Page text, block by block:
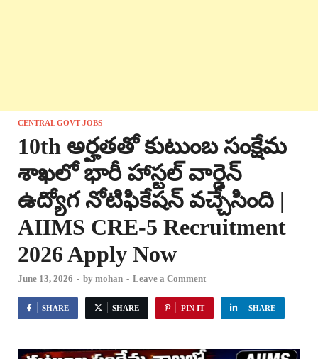
CENTRAL GOVT JOBS
10th అర్హతతో కుటుంబ సంక్షేమ
శాఖలో భారీ హాస్టల్ వార్డెన్
ఉద్యోగ నోటిఫికేషన్ వచ్చేసింది |
AIIMS CRE-5 Recruitment
2026 Apply Now
June 13, 2026 - by mohan - Leave a Comment
SHARE SHARE PIN IT SHARE